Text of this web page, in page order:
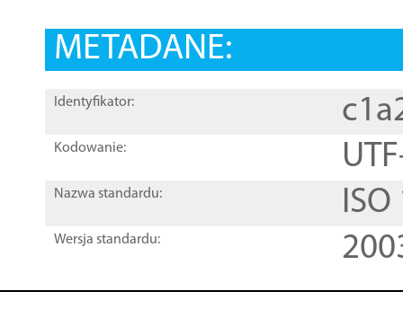
METADANE:
Identyfikator:
Kodowanie:
Nazwa standardu:
Wersja standardu: